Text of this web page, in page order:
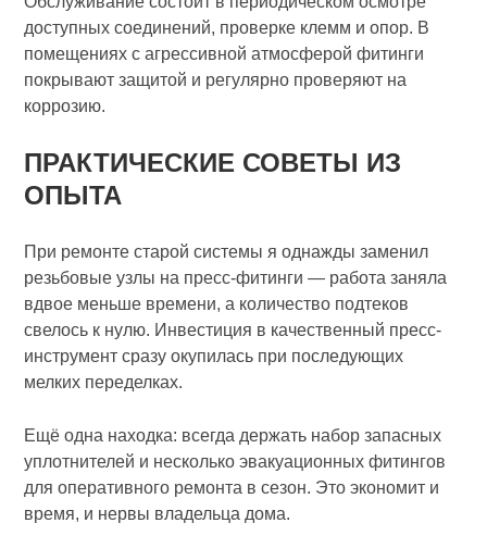
доступных соединений, проверке клемм и опор. В
помещениях с агрессивной атмосферой фитинги
покрывают защитой и регулярно проверяют на
коррозию.
ПРАКТИЧЕСКИЕ СОВЕТЫ ИЗ
ОПЫТА
При ремонте старой системы я однажды заменил
резьбовые узлы на пресс-фитинги — работа заняла
вдвое меньше времени, а количество подтеков
свелось к нулю. Инвестиция в качественный пресс-
инструмент сразу окупилась при последующих
мелких переделках.
Ещё одна находка: всегда держать набор запасных
уплотнителей и несколько эвакуационных фитингов
для оперативного ремонта в сезон. Это экономит и
время, и нервы владельца дома.